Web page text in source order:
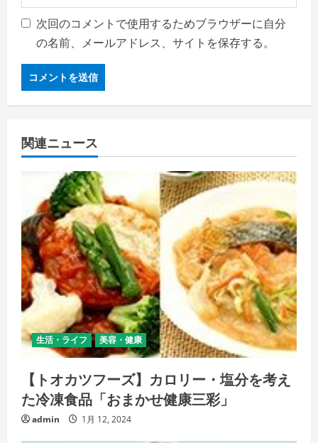
次回のコメントで使用するためブラウザーに自分
の名前、メールアドレス、サイトを保存する。
関連ニュース
生活・ライフ 美容・健康
【トオカツフーズ】カロリー・塩分を考え
た冷凍食品「おまかせ健康三彩」
admin 1月 12, 2024